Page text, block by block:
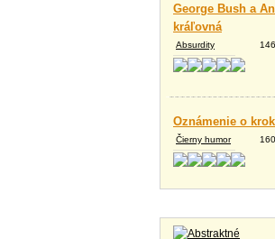
George Bush a
kráľovná
Absurdity
Oznámenie o
Čierny humor